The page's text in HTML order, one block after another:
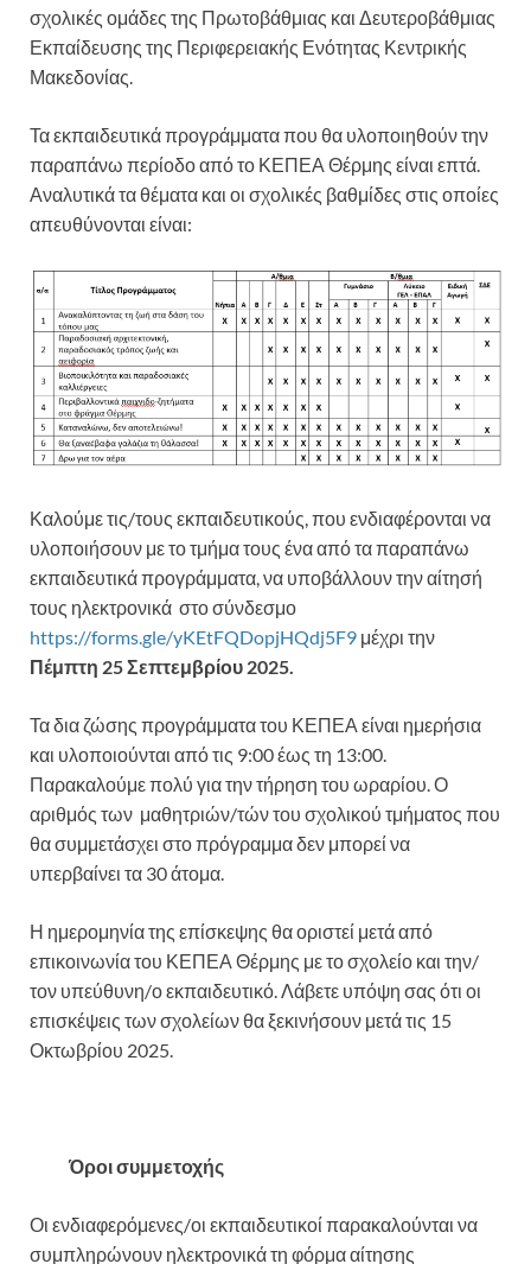
σχολικές ομάδες της Πρωτοβάθμιας και Δευτεροβάθμιας
Εκπαίδευσης της Περιφερειακής Ενότητας Κεντρικής
Μακεδονίας.
Τα εκπαιδευτικά προγράμματα που θα υλοποιηθούν την
παραπάνω περίοδο από το ΚΕΠΕΑ Θέρμης είναι επτά.
Αναλυτικά τα θέματα και οι σχολικές βαθμίδες στις οποίες
απευθύνονται είναι:
Καλούμε τις/τους εκπαιδευτικούς, που ενδιαφέρονται να
υλοποιήσουν με το τμήμα τους ένα από τα παραπάνω
εκπαιδευτικά προγράμματα, να υποβάλλουν την αίτησή
τους ηλεκτρονικά στο σύνδεσμο
https://forms.gle/yKEtFQDopjHQdj5F9 μέχρι την
Πέμπτη 25 Σεπτεμβρίου 2025.
Τα δια ζώσης προγράμματα του ΚΕΠΕΑ είναι ημερήσια
και υλοποιούνται από τις 9:00 έως τη 13:00.
Παρακαλούμε πολύ για την τήρηση του ωραρίου. Ο
αριθμός των μαθητριών/τών του σχολικού τμήματος που
θα συμμετάσχει στο πρόγραμμα δεν μπορεί να
υπερβαίνει τα 30 άτομα.
Η ημερομηνία της επίσκεψης θα οριστεί μετά από
επικοινωνία του ΚΕΠΕΑ Θέρμης με το σχολείο και την/
τον υπεύθυνη/ο εκπαιδευτικό. Λάβετε υπόψη σας ότι οι
επισκέψεις των σχολείων θα ξεκινήσουν μετά τις 15
Οκτωβρίου 2025.
Όροι συμμετοχής
Οι ενδιαφερόμενες/οι εκπαιδευτικοί παρακαλούνται να
συμπληρώνουν ηλεκτρονικά τη φόρμα αίτησης